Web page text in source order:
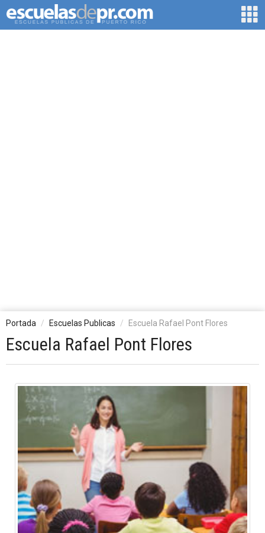
Portada Escuelas Publicas Escuela Rafael Pont Flores
Escuela Rafael Pont Flores